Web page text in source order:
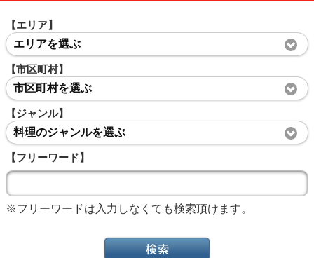
【エリア】
エリアを選ぶ
【市区町村】
市区町村を選ぶ
【ジャンル】
料理のジャンルを選ぶ
【フリーワード】
※フリーワードは入力しなくても検索頂けます。